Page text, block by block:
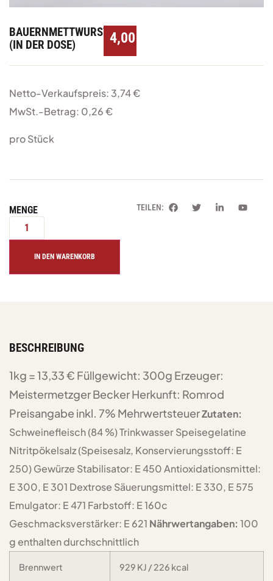
BAUERNMETTWURST
(IN DER DOSE)
4,00
Netto-Verkaufspreis: 3,74 €
MwSt.-Betrag: 0,26 €
pro Stück
MENGE
IN DEN WARENKORB
TEILEN:
BESCHREIBUNG
1kg = 13,33 € Füllgewicht: 300g Erzeuger:
Meistermetzger Becker Herkunft: Romrod
Preisangabe inkl. 7% MehrwertsteuerZutaten:
Schweinefleisch (84 %) Trinkwasser Speisegelatine
Nitritpökelsalz (Speisesalz, Konservierungsstoff: E
250) Gewürze Stabilisator: E 450 Antioxidationsmittel:
E 300, E 301 Dextrose Säuerungsmittel: E 330, E 575
Emulgator: E 471 Farbstoff: E 160c
Geschmacksverstärker: E 621 Nährwertangaben: 100
g enthalten durchschnittlich
Brennwert 929 KJ / 226 kcal